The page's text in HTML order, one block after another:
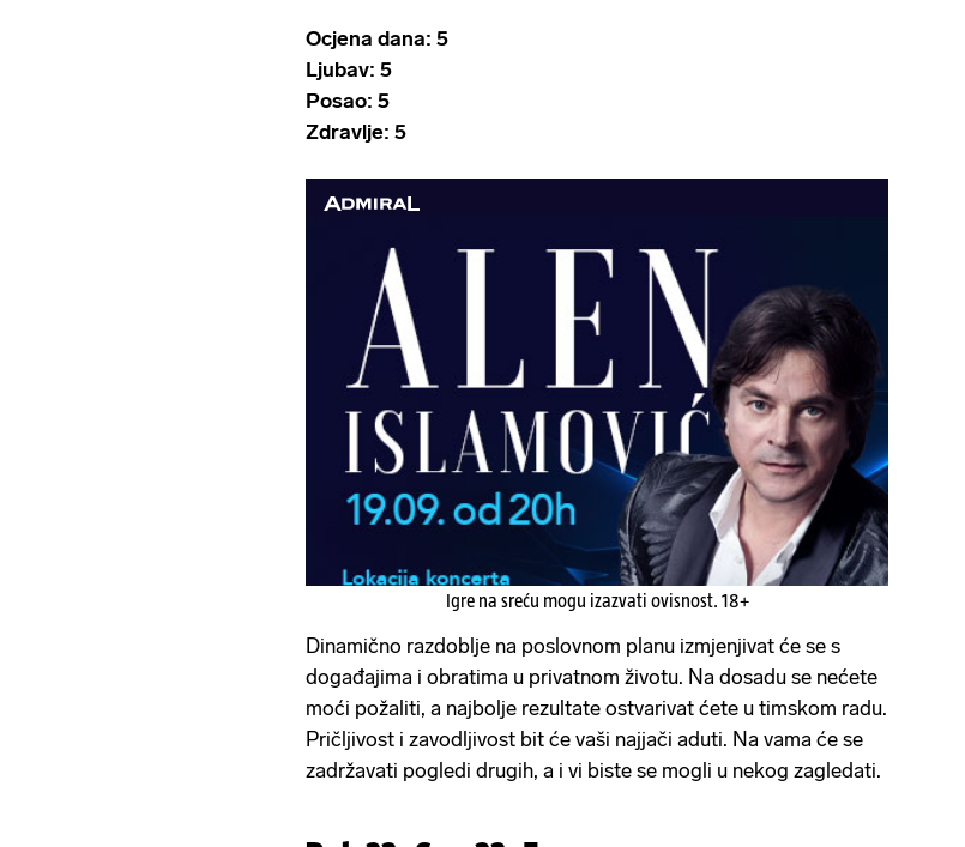
Ocjena dana: 5
Ljubav: 5
Posao: 5
Zdravlje: 5
Igre na sreću mogu izazvati ovisnost. 18+
Dinamično razdoblje na poslovnom planu izmjenjivat će se s
događajima i obratima u privatnom životu. Na dosadu se nećete
moći požaliti, a najbolje rezultate ostvarivat ćete u timskom radu.
Pričljivost i zavodljivost bit će vaši najjači aduti. Na vama će se
zadržavati pogledi drugih, a i vi biste se mogli u nekog zagledati.